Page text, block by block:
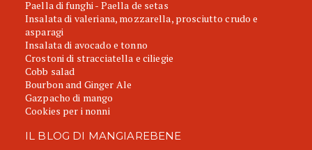
Paella di funghi - Paella de setas
Insalata di valeriana, mozzarella, prosciutto crudo e
asparagi
Insalata di avocado e tonno
Crostoni di stracciatella e ciliegie
Cobb salad
Bourbon and Ginger Ale
Gazpacho di mango
Cookies per i nonni
IL BLOG DI MANGIAREBENE